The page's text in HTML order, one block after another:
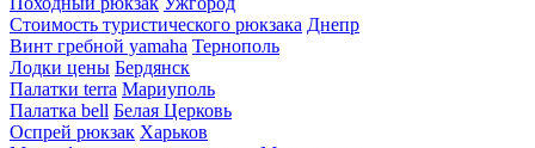
Стоимость туристического рюкзака Днепр
Винт гребной yamaha Тернополь
Лодки цены Бердянск
Палатки terra Мариуполь
Палатка bell Белая Церковь
Оспрей рюкзак Харьков